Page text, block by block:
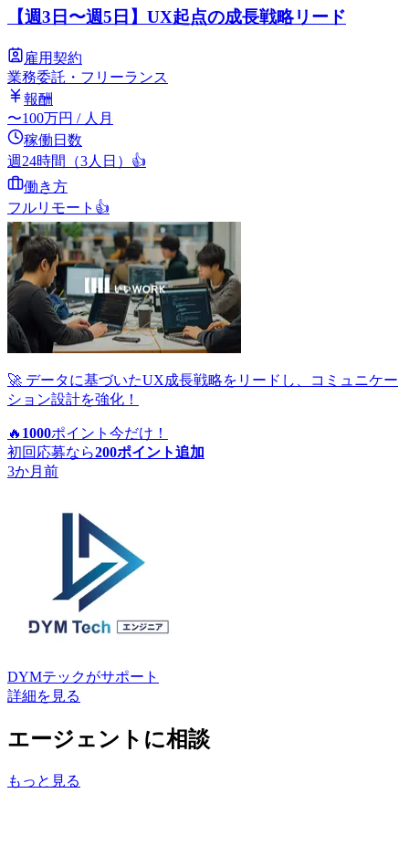
【週3日〜週5日】UX起点の成長戦略リード
雇用契約
業務委託・フリーランス
報酬
〜100万円 / 人月
稼働日数
週24時間（3人日） 👍
働き方
フルリモート 👍
🚀 データに基づいたUX成長戦略をリードし、コミュニケー
ション設計を強化！
🔥 1000ポイント 今だけ！
初回応募なら200ポイント追加
3か月前
DYMテックがサポート
詳細を見る
エージェントに相談
もっと見る